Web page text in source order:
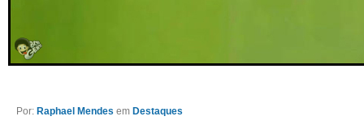
Por: Raphael Mendes em Destaques